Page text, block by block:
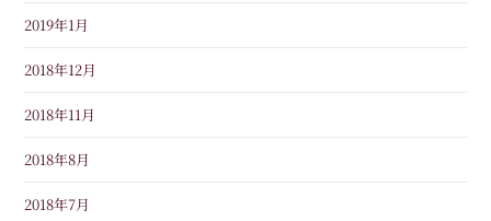
2019年1月
2018年12月
2018年11月
2018年8月
2018年7月